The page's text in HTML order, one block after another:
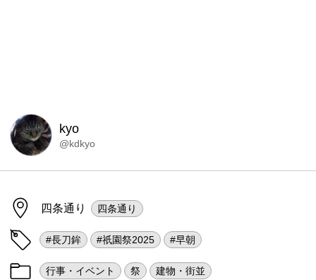
kyo
@kdkyo
四条通り 四条通り
#長刀鉾 #祇園祭2025 #早朝
行事・イベント 祭
建物・街並